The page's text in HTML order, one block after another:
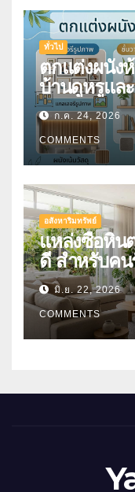
ทั่วไป
ตกแต่งผนัง
บ้านดูหรูแล
ก.ค. 24, 2026
COMMENTS
อสังหาริมทรัพย์
แหล่งซื้อหิน
ดี สำหรับคน
มิ.ย. 22, 2026
COMMENTS